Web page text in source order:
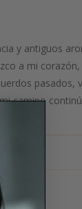
y antiguos
a mi
pasados,
camino